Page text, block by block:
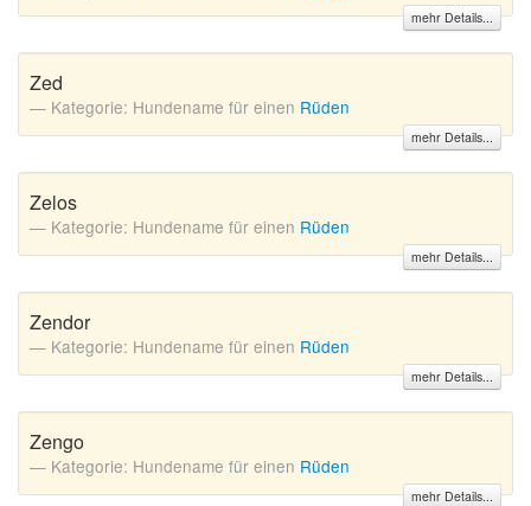
mehr Details...
Zed
Kategorie: Hundename für einen Rüden
mehr Details...
Zelos
Kategorie: Hundename für einen Rüden
mehr Details...
Zendor
Kategorie: Hundename für einen Rüden
mehr Details...
Zengo
Kategorie: Hundename für einen Rüden
mehr Details...